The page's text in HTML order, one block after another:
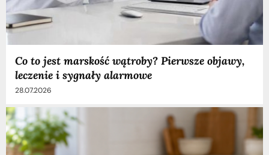
Co to jest marskość wątroby? Pierwsze objawy,
leczenie i sygnały alarmowe
28.07.2026